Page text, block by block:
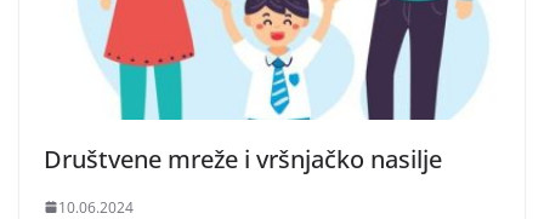
Društvene mreže i vršnjačko nasilje
10.06.2024